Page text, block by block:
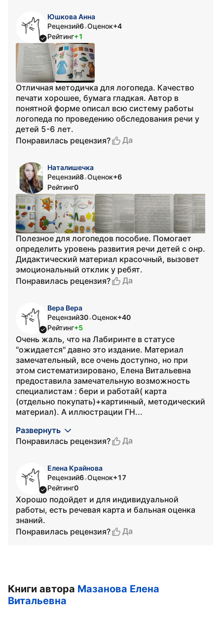
Юшкова Анна
Рецензий6•Оценок+4
Рейтинг+1
Отличная методичка для логопеда. Качество
печати хорошее, бумага гладкая. Автор в
понятной форме описал всю систему работы
логопеда по проведению обследования речи у
детей 5-6 лет.
Понравилась рецензия?
Да
Наталишечка
Рецензий8•Оценок+6
Рейтинг0
Полезное для логопедов пособие. Помогает
определить уровень развития речи детей с онр.
Дидактический материал красочный, вызовет
эмоциональный отклик у ребят.
Понравилась рецензия?
Да
Вера Вера
Рецензий30•Оценок+40
Рейтинг+5
Очень жаль, что на Лабиринте в статусе
"ожидается" давно это издание. Материал
замечательный, все очень доступно, но при
этом систематизировано, Елена Витальевна
предоставила замечательную возможность
специалистам : бери и работай( карта
(отдельно покупать)+картинный, методический
материал). А иллюстрации ГН...
Развернуть
Понравилась рецензия?
Да
Елена Крайнова
Рецензий6•Оценок+17
Рейтинг0
Хорошо подойдет и для индивидуальной
работы, есть речевая карта и бальная оценка
знаний.
Понравилась рецензия?
Да
Книги автора Мазанова Елена
Витальевна